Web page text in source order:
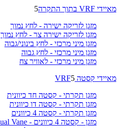
מאיידי VRF בתוך התקרה
5
מזגן לזריקה ישירה - לחץ נמוך
מזגן לזריקה ישירה צר - לחץ נמוך
מזגן מיני מרכזי - לחץ בינוני/גבוה
מזגן מיני מרכזי - לחץ גבוה
מזגן מיני מרכזי - לאוויר צח
מאיידי קסטה VRF 5
מזגן תקרתי - קסטה חד כיוונית
מזגן תקרתי - קסטה דו כיוונית
מזגן תקרתי - קסטה 4 כיוונים
מזגן - קסטה 4 כיוונים - Dual Vane